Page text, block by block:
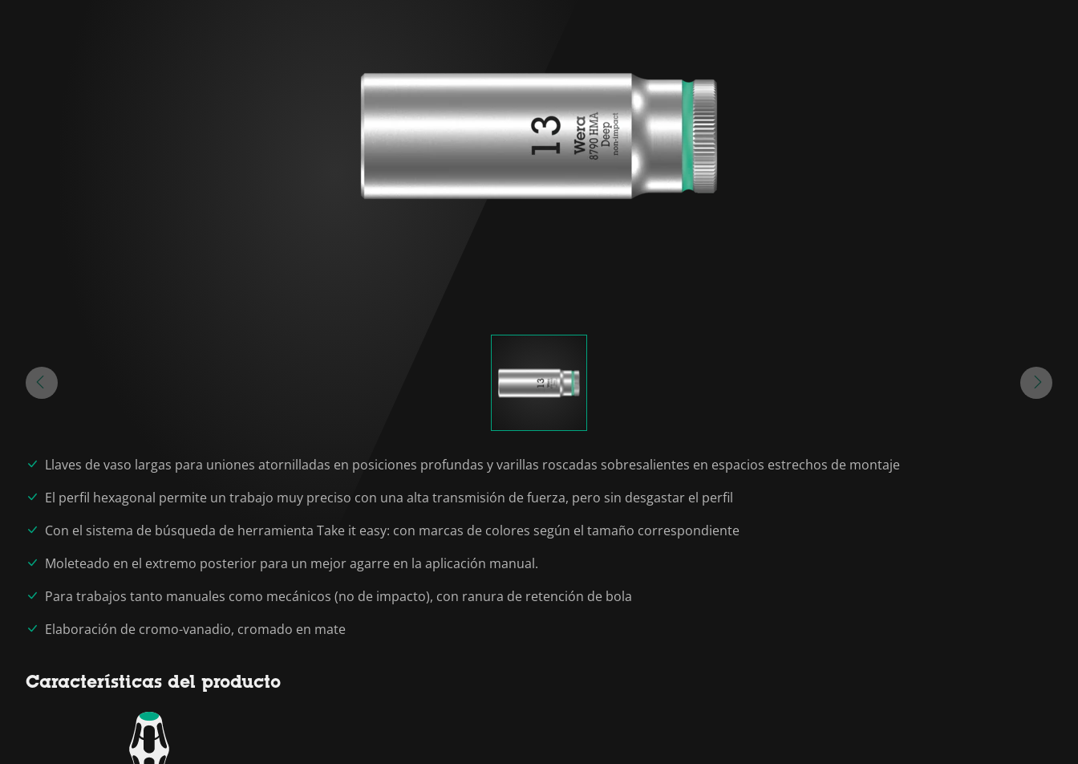
Llaves de vaso largas para uniones atornilladas en posiciones profundas y varillas roscadas sobresalientes en espacios estrechos de montaje
El perfil hexagonal permite un trabajo muy preciso con una alta transmisión de fuerza, pero sin desgastar el perfil
Con el sistema de búsqueda de herramienta Take it easy: con marcas de colores según el tamaño correspondiente
Moleteado en el extremo posterior para un mejor agarre en la aplicación manual.
Para trabajos tanto manuales como mecánicos (no de impacto), con ranura de retención de bola
Elaboración de cromo-vanadio, cromado en mate
Características del producto